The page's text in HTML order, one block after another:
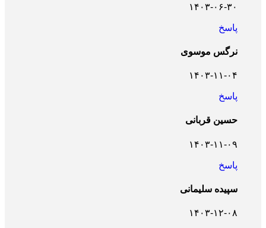
۱۴۰۳-۰۶-۳۰
پاسخ
نرگس موسوی
۱۴۰۳-۱۱-۰۴
پاسخ
حسین قربانی
۱۴۰۳-۱۱-۰۹
پاسخ
سپیده سلیمانی
۱۴۰۳-۱۲-۰۸